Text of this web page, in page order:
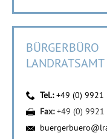
BÜRGERBÜRO
LANDRATSAMT
Tel.:+49 (0) 9921
Fax:+49 (0)